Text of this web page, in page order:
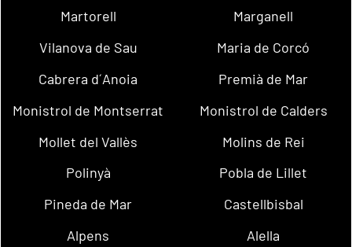
Martorell
Marganell
Vilanova de Sau
Maria de Corcó
Cabrera d´Anoia
Premià de Mar
Monistrol de Montserrat
Monistrol de Calders
Mollet del Vallès
Molins de Rei
Polinyà
Pobla de Lillet
Pineda de Mar
Castellbisbal
Alpens
Alella